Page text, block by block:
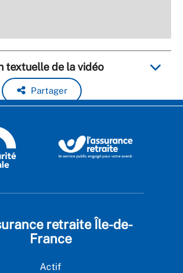
textuelle de la vidéo
Partager
retraite Île-de-
France
Actif